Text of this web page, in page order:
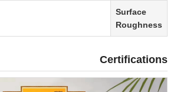
Surface
Roughness
Certifications